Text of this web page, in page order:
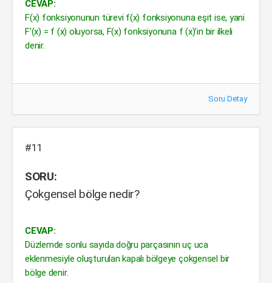
CEVAP:
F(x) fonksiyonunun türevi f(x) fonksiyonuna eşit ise, yani
F'(x) = f (x) oluyorsa, F(x) fonksiyonuna f (x)’in bir ilkeli
denir.
Soru Detay
#11
SORU:
Çokgensel bölge nedir?
CEVAP:
Düzlemde sonlu sayıda doğru parçasının uç uca
eklenmesiyle oluşturulan kapalı bölgeye çokgensel bir
bölge denir.